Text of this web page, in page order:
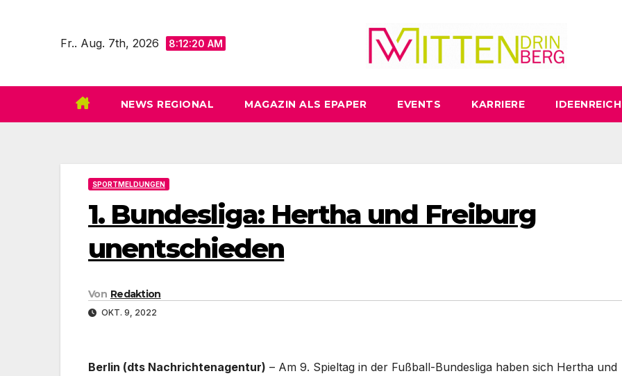
Fr.. Aug. 7th, 2026 8:12:22 AM
NEWS REGIONAL MAGAZIN ALS EPAPER EVENTS KARRIERE IDEENREICH
SPORTMELDUNGEN
1. Bundesliga: Hertha und Freiburg
unentschieden
Von Redaktion
OKT. 9, 2022
Berlin (dts Nachrichtenagentur) – Am 9. Spieltag in der Fußball-Bundesliga haben sich Hertha und